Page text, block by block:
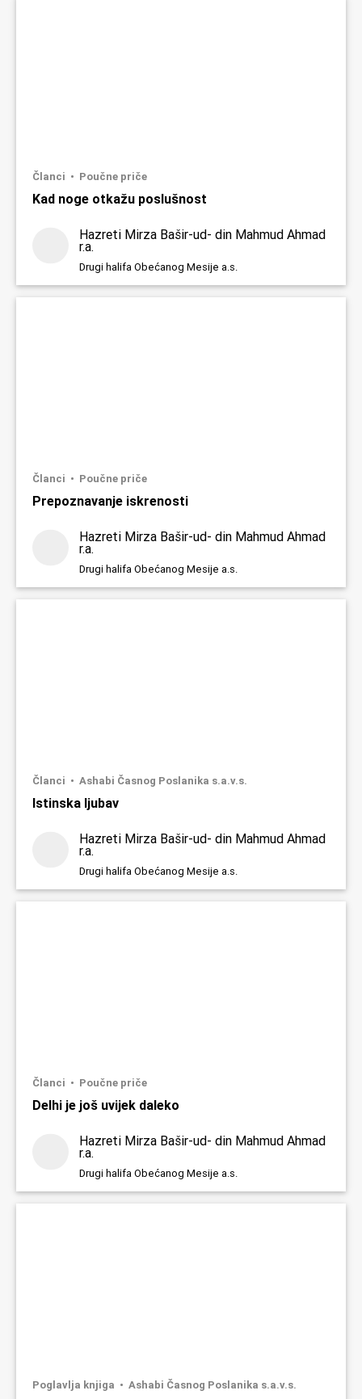
Članci Poučne priče
Kad noge otkažu poslušnost
Hazreti Mirza Bašir-ud- din Mahmud Ahmad
r.a.
Drugi halifa Obećanog Mesije a.s.
Članci Poučne priče
Prepoznavanje iskrenosti
Hazreti Mirza Bašir-ud- din Mahmud Ahmad
r.a.
Drugi halifa Obećanog Mesije a.s.
Članci Ashabi Časnog Poslanika s.a.v.s.
Istinska ljubav
Hazreti Mirza Bašir-ud- din Mahmud Ahmad
r.a.
Drugi halifa Obećanog Mesije a.s.
Članci Poučne priče
Delhi je još uvijek daleko
Hazreti Mirza Bašir-ud- din Mahmud Ahmad
r.a.
Drugi halifa Obećanog Mesije a.s.
Poglavlja knjiga Ashabi Časnog Poslanika s.a.v.s.